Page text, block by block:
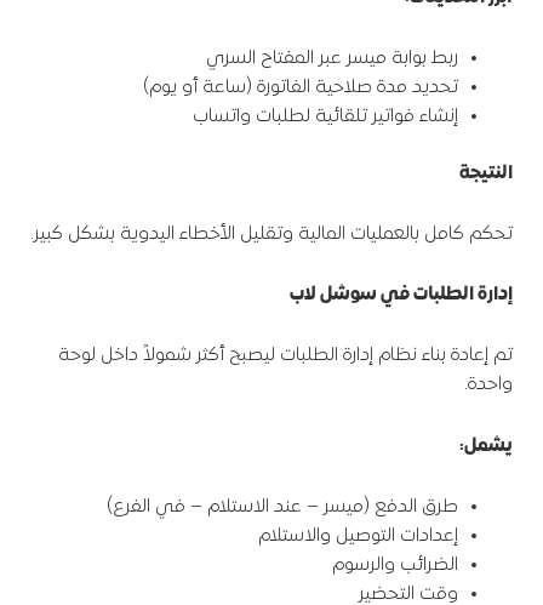
ربط بوابة ميسر عبر المفتاح السري
تحديد مدة صلاحية الفاتورة (ساعة أو يوم)
إنشاء فواتير تلقائية لطلبات واتساب
النتيجة
تحكم كامل بالعمليات المالية وتقليل الأخطاء اليدوية بشكل كبير.
إدارة الطلبات في سوشل لاب
تم إعادة بناء نظام إدارة الطلبات ليصبح أكثر شمولاً داخل لوحة
واحدة.
يشمل:
طرق الدفع (ميسر – عند الاستلام – في الفرع)
إعدادات التوصيل والاستلام
الضرائب والرسوم
وقت التحضير